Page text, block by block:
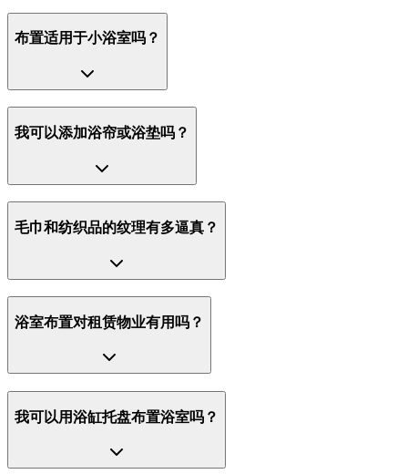
布置适用于小浴室吗？
我可以添加浴帘或浴垫吗？
毛巾和纺织品的纹理有多逼真？
浴室布置对租赁物业有用吗？
我可以用浴缸托盘布置浴室吗？